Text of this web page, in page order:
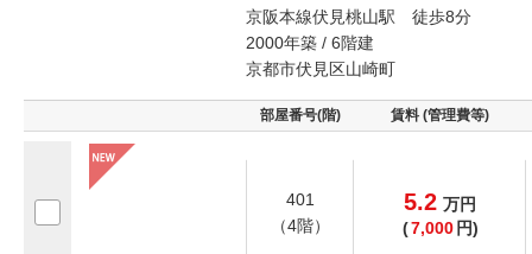
京阪本線伏見桃山駅 徒歩8分
2000年築 / 6階建
京都市伏見区山崎町
部屋番号(階) 賃料 (管理費等)
401
（4階）
5.2 万円
(7,000 円)